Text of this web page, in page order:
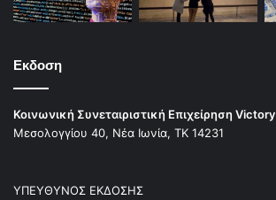
Εκδοση
Κοινωνική Συνεταιριστική Επιχείρηση Victory
Μεσολογγίου 40, Νέα Ιωνία, ΤΚ 14231
ΥΠΕΥΘΥΝΟΣ ΕΚΔΟΣΗΣ